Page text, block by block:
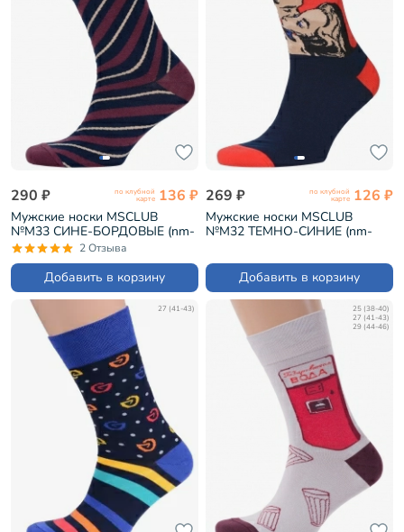
290 ₽ по клубной
карте 136 ₽
Мужские носки MSCLUB
№М33 СИНЕ-БОРДОВЫЕ (nm-
355)
2 Отзыва
Добавить в корзину
269 ₽ по клубной
карте 126 ₽
Мужские носки MSCLUB
№М32 ТЕМНО-СИНИЕ (nm-
Добавить в корзину
27 (41-43)
25 (38-40)
27 (41-43)
29 (44-46)